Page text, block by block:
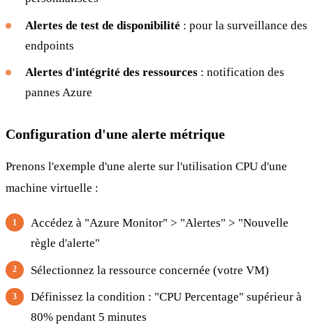
Alertes de test de disponibilité : pour la surveillance des
endpoints
Alertes d'intégrité des ressources : notification des
pannes Azure
Configuration d'une alerte métrique
Prenons l'exemple d'une alerte sur l'utilisation CPU d'une
machine virtuelle :
Accédez à "Azure Monitor" > "Alertes" > "Nouvelle
règle d'alerte"
Sélectionnez la ressource concernée (votre VM)
Définissez la condition : "CPU Percentage" supérieur à
80% pendant 5 minutes